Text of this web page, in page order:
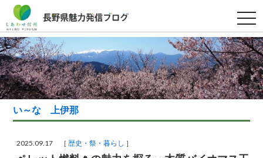
t
o
g
g
l
e
n
a
v
i
t
い～な 上伊那
2025.09.17 ［ 歴史・祭・暮らし ］